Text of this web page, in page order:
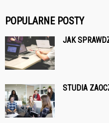
POPULARNE POSTY
JAK
STUDIA